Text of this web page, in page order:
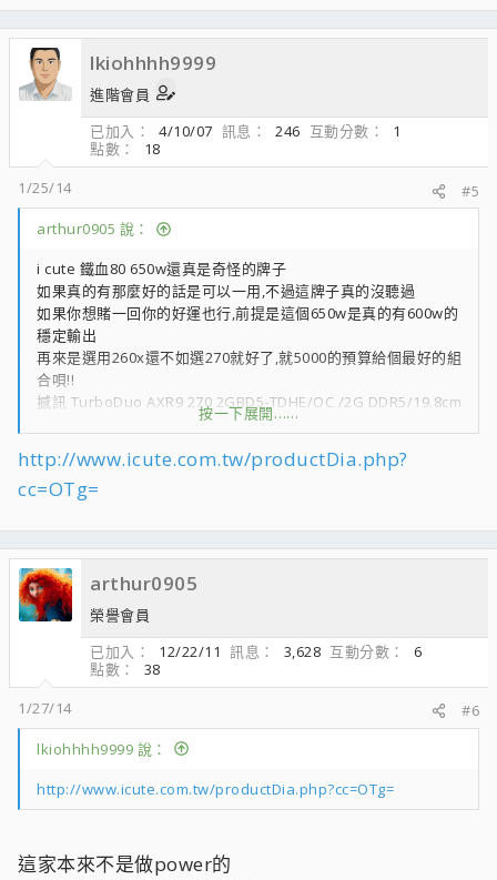
lkiohhhh9999
進階會員
已加入
4/10/07 訊息 246 互動分數
1
點數
18
1/25/14
#5
arthur0905 說：
i cute 鐵血80 650w還真是奇怪的牌子
如果真的有那麼好的話是可以一用,不過這牌子真的沒聽過
如果你想賭一回你的好運也行,前提是這個650w是真的有600w的
穩定輸出
再來是選用260x還不如選270就好了,就5000的預算給個最好的組
合唄!!
撼訊 TurboDuo AXR9 270 2GBD5-TDHE/OC /2G DDR5/19.8cm
水】 1 5490
微星 R9 270 GAMING 2G DDR5/26.6cm【春節限量特價】 1
按一下展開……
http://www.icute.com.tw/productDia.php?
cc=OTg=
arthur0905
榮譽會員
已加入
12/22/11 訊息 3,628 互動分數
6
點數
38
1/27/14
#6
lkiohhhh9999 說：
http://www.icute.com.tw/productDia.php?cc=OTg=
這家本來不是做power的